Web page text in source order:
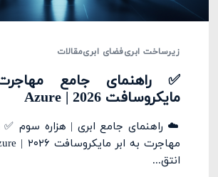
زیرساخت ابریفضای ابریمقالات
✅ راهنمای جامع
مایکروسافت Azure | 2026
☁️ راهنمای جامع ابری | هزاره سوم ✅
انتق...